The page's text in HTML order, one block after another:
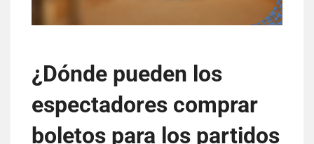
¿Dónde pueden los
espectadores comprar
boletos para los partidos